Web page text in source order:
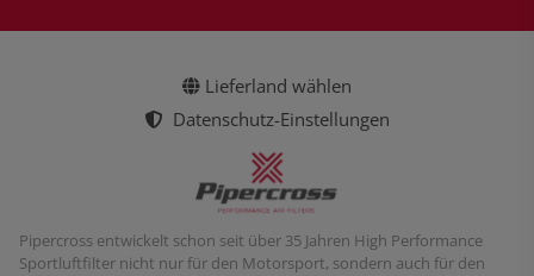
Lieferland wählen
Datenschutz-Einstellungen
Pipercross entwickelt schon seit über 35 Jahren High Performance
Sportluftfilter nicht nur für den Motorsport, sondern auch für den